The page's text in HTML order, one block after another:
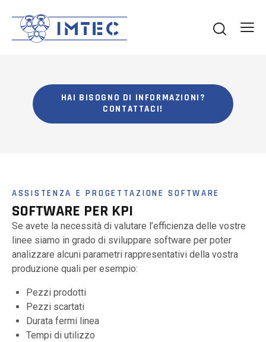
HAI BISOGNO DI INFORMAZIONI?
CONTATTACI!
ASSISTENZA E PROGETTAZIONE SOFTWARE
SOFTWARE PER KPI
Se avete la necessità di valutare l’efficienza delle vostre
linee siamo in grado di sviluppare software per poter
analizzare alcuni parametri rappresentativi della vostra
produzione quali per esempio:
Pezzi prodotti
Pezzi scartati
Durata fermi linea
Tempi di utilizzo